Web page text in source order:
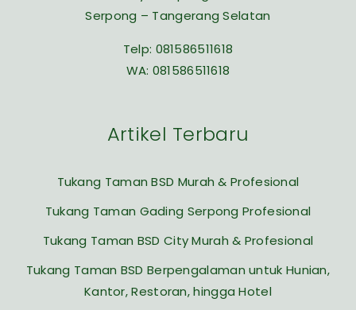
Serpong – Tangerang Selatan
Telp: 081586511618
WA: 081586511618
Artikel Terbaru
Tukang Taman BSD Murah & Profesional
Tukang Taman Gading Serpong Profesional
Tukang Taman BSD City Murah & Profesional
Tukang Taman BSD Berpengalaman untuk Hunian,
Kantor, Restoran, hingga Hotel